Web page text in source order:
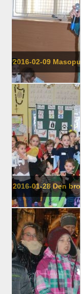
2016-02-09
2016-01-28 Den